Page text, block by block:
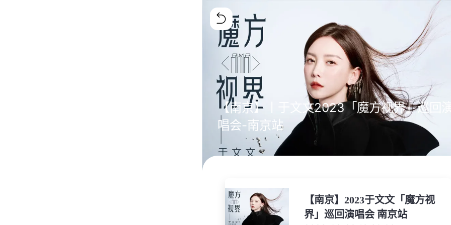
【南京】丨于文文2023「魔方视界」巡回
唱会-南京站
【南京】2023于文文「魔方视
界」巡回演唱会 南京站